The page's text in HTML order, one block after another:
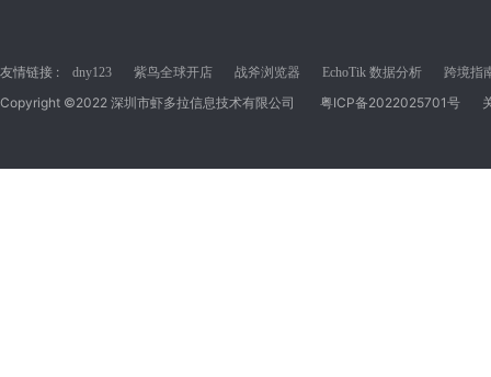
友情链接 : dny123 紫鸟全球开店 战斧浏览器 EchoTik 数据分析 跨境指
Copyright ©2022 深圳市虾多拉信息技术有限公司 粤ICP备2022025701号